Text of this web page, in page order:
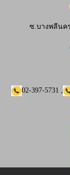
ซ.บางพลีนค
02-397-5731 ,